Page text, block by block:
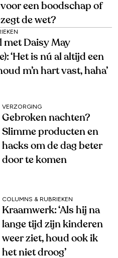
een boodschap of
de wet?
met Daisy May
‘Het is nú al altijd een
m’n hart vast, haha’
VERZORGING
Gebroken nachten?
Slimme producten en
hacks om de dag beter
door te komen
COLUMNS & RUBRIEKEN
Kraamwerk: ‘Als hij na
lange tijd zijn kinderen
weer ziet, houd ook ik
het niet droog’